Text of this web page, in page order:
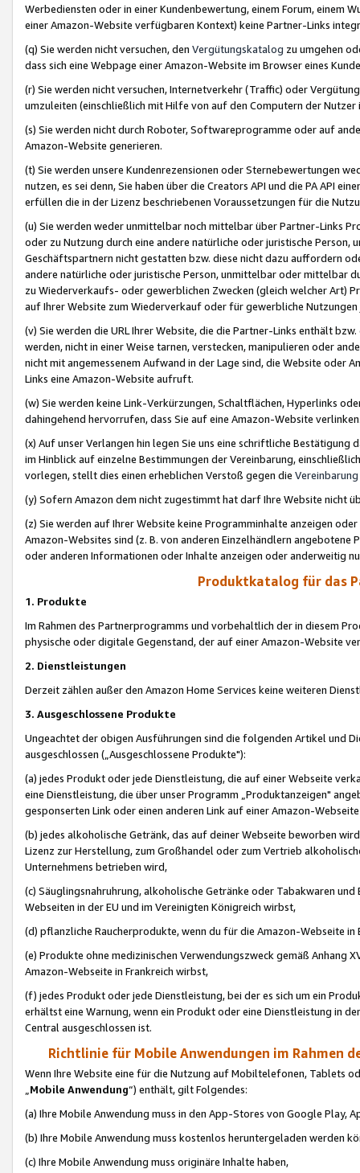
Werbediensten oder in einer Kundenbewertung, einem Forum, einem
einer Amazon-Website verfügbaren Kontext) keine Partner-Links
(q) Sie werden nicht versuchen, den Vergütungskatalog zu umgehen
dass sich eine Webpage einer Amazon-Website im Browser eines
(r) Sie werden nicht versuchen, Internetverkehr (Traffic) oder
umzuleiten (einschließlich mit Hilfe von auf den Computern der
(s) Sie werden nicht durch Roboter, Softwareprogramme oder auf
Amazon-Website generieren.
(t) Sie werden unsere Kundenrezensionen oder Sternebewertungen
nutzen, es sei denn, Sie haben über die Creators API und die PA API
erfüllen die in der Lizenz beschriebenen Voraussetzungen für die
(u) Sie werden weder unmittelbar noch mittelbar über Partner-Links
oder zu Nutzung durch eine andere natürliche oder juristische
Geschäftspartnern nicht gestatten bzw. diese nicht dazu auffordern
andere natürliche oder juristische Person, unmittelbar oder mittelbar
zu Wiederverkaufs- oder gewerblichen Zwecken (gleich welcher Art)
auf Ihrer Website zum Wiederverkauf oder für gewerbliche
(v) Sie werden die URL Ihrer Website, die die Partner-Links enthält
werden, nicht in einer Weise tarnen, verstecken, manipulieren oder
nicht mit angemessenem Aufwand in der Lage sind, die Website oder
Links eine Amazon-Website aufruft.
(w) Sie werden keine Link-Verkürzungen, Schaltflächen, Hyperlinks
dahingehend hervorrufen, dass Sie auf eine Amazon-Website
(x) Auf unser Verlangen hin legen Sie uns eine schriftliche
im Hinblick auf einzelne Bestimmungen der Vereinbarung,
vorlegen, stellt dies einen erheblichen Verstoß gegen die Vereinbarung
(y) Sofern Amazon dem nicht zugestimmt hat darf Ihre Website nicht
(z) Sie werden auf Ihrer Website keine Programminhalte anzeigen
Amazon-Websites sind (z. B. von anderen Einzelhändlern
oder anderen Informationen oder Inhalte anzeigen oder anderweitig
Produktkatalog für das
1. Produkte
Im Rahmen des Partnerprogramms und vorbehaltlich der in diesem
physische oder digitale Gegenstand, der auf einer Amazon-Website
2. Dienstleistungen
Derzeit zählen außer den Amazon Home Services keine weiteren
3. Ausgeschlossene Produkte
Ungeachtet der obigen Ausführungen sind die folgenden Artikel und
ausgeschlossen („Ausgeschlossene Produkte"):
(a) jedes Produkt oder jede Dienstleistung, die auf einer Webseite
eine Dienstleistung, die über unser Programm „Produktanzeigen"
gesponserten Link oder einen anderen Link auf einer Amazon-
(b) jedes alkoholische Getränk, das auf deiner Webseite beworben
Lizenz zur Herstellung, zum Großhandel oder zum Vertrieb
Unternehmens betrieben wird,
(c) Säuglingsnahruhrung, alkoholische Getränke oder Tabakwaren
Webseiten in der EU und im Vereinigten Königreich wirbst,
(d) pflanzliche Raucherprodukte, wenn du für die Amazon-Webseite in
(e) Produkte ohne medizinischen Verwendungszweck gemäß Anhang
Amazon-Webseite in Frankreich wirbst,
(f) jedes Produkt oder jede Dienstleistung, bei der es sich um ein
erhältst eine Warnung, wenn ein Produkt oder eine Dienstleistung in
Central ausgeschlossen ist.
Richtlinie für Mobile Anwendungen im Rahmen
Wenn Ihre Website eine für die Nutzung auf Mobiltelefonen, Tablets
„Mobile Anwendung“) enthält, gilt Folgendes:
(a) Ihre Mobile Anwendung muss in den App-Stores von Google Play,
(b) Ihre Mobile Anwendung muss kostenlos heruntergeladen werden
(c) Ihre Mobile Anwendung muss originäre Inhalte haben,